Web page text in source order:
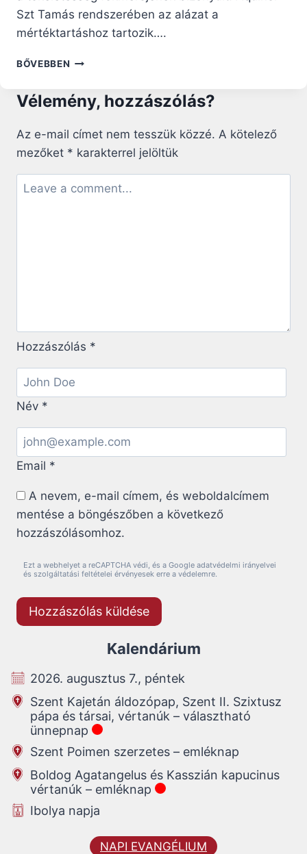
Szt Tamás rendszerében az alázat a
mértéktartáshoz tartozik….
BŐVEBBEN
ALÁZATOSSÁGIG:
TANÁCS
NAGY
SZENTEKTŐL
Vélemény, hozzászólás?
Az e-mail címet nem tesszük közzé. A kötelező
mezőket * karakterrel jelöltük
Hozzászólás *
Név *
Email *
A nevem, e-mail címem, és weboldalcímem
mentése a böngészőben a következő
hozzászólásomhoz.
Ezt a webhelyet a reCAPTCHA védi, és a Google adatvédelmi irányelvei
és szolgáltatási feltételei érvényesek erre a védelemre.
Kalendárium
2026. augusztus 7., péntek
Szent Kajetán áldozópap, Szent II. Szixtusz
pápa és társai, vértanúk – választható
ünnepnap
Szent Poimen szerzetes – emléknap
Boldog Agatangelus és Kasszián kapucinus
vértanúk – emléknap
Ibolya napja
NAPI EVANGÉLIUM